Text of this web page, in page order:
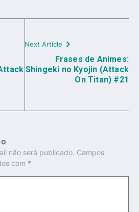
Next Article
Frases de Animes:
Shingeki no Kyojin (Attack
On Titan) #21
não será publicado. Campos
com *